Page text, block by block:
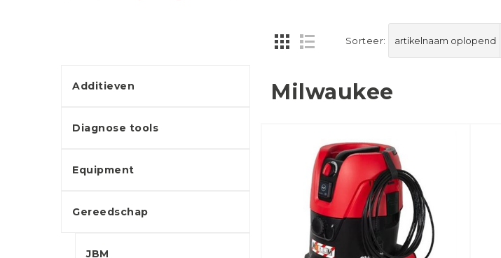
Additieven
Diagnose tools
Equipment
Gereedschap
JBM
Sorteer:
Milwaukee